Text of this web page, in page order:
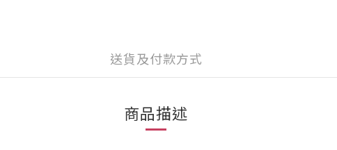
送貨及付款方式
商品描述